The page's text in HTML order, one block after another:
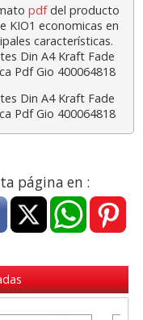
pdfdel producto
KIO1 economicas en
características.
Din A4 Kraft Fade
Pdf Gio 400064818
Din A4 Kraft Fade
Pdf Gio 400064818
página en :